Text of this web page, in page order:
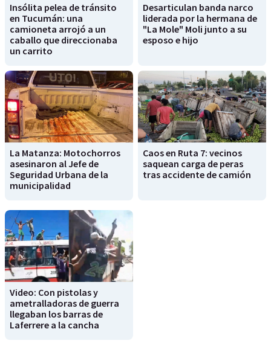
Insólita pelea de tránsito
en Tucumán: una
camioneta arrojó a un
caballo que direccionaba
un carrito
Desarticulan banda narco
liderada por la hermana de
"La Mole" Moli junto a su
esposo e hijo
La Matanza: Motochorros
asesinaron al Jefe de
Seguridad Urbana de la
municipalidad
Caos en Ruta 7: vecinos
saquean carga de peras
tras accidente de camión
Video: Con pistolas y
ametralladoras de guerra
llegaban los barras de
Laferrere a la cancha